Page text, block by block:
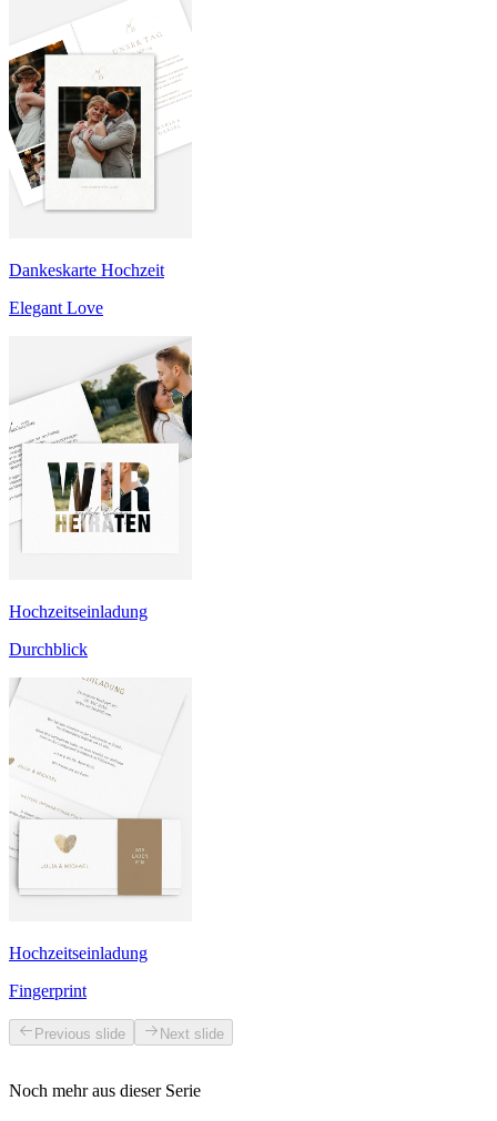
Dankeskarte Hochzeit
Elegant Love
Hochzeitseinladung
Durchblick
Hochzeitseinladung
Fingerprint
Previous slide Next slide
Noch mehr aus dieser Serie